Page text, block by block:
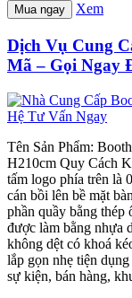
Mua ngay Xem
Dịch Vụ Cung
Mã – Gọi Ngay
Tên Sản Phẩm:
H210cm Quy Cách
tấm logo phía trên là
cán bồi lên bề mặt
phần quầy bằng thép
được làm bằng nhựa
không dệt có khoá
lắp gọn nhẹ tiện
sự kiện, bán hàng,